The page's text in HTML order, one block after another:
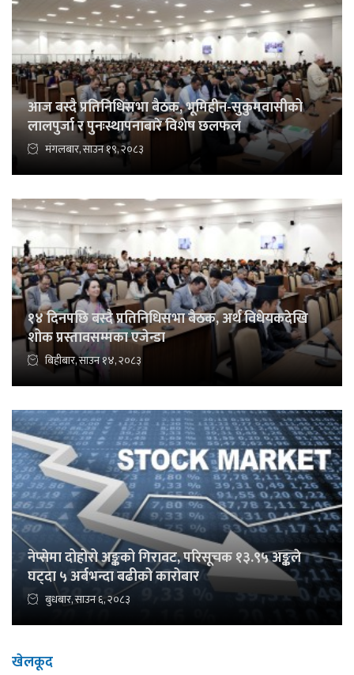
आज बस्दै प्रतिनिधिसभा बैठक, भूमिहीन-सुकुमवासीको
लालपुर्जा र पुनःस्थापनाबारे विशेष छलफल
मंगलबार, साउन १९, २०८३
१४ दिनपछि बस्दै प्रतिनिधिसभा बैठक, अर्थ विधेयकदेखि
शोक प्रस्तावसम्मका एजेन्डा
बिहीबार, साउन १४, २०८३
नेप्सेमा दोहोरो अङ्कको गिरावट, परिसूचक १३.९५ अङ्कले
घट्दा ५ अर्बभन्दा बढीको कारोबार
बुधबार, साउन ६, २०८३
खेलकूद